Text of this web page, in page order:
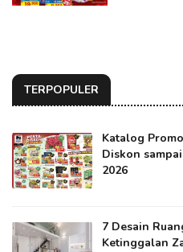
TERPOPULER
Katalog
Diskon
2026
7 Desain
Ketinggalan